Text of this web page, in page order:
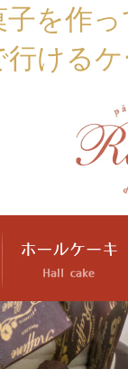
を作
行ける